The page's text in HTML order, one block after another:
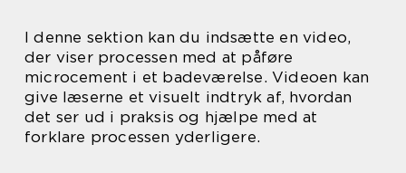
I denne sektion kan du indsætte en video,
der viser processen med at påføre
microcement i et badeværelse. Videoen kan
give læserne et visuelt indtryk af, hvordan
det ser ud i praksis og hjælpe med at
forklare processen yderligere.